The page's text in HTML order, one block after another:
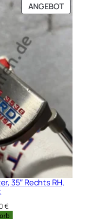
ANGEBOT
IM
35″ Rechts RH,
€Aktueller
Preis